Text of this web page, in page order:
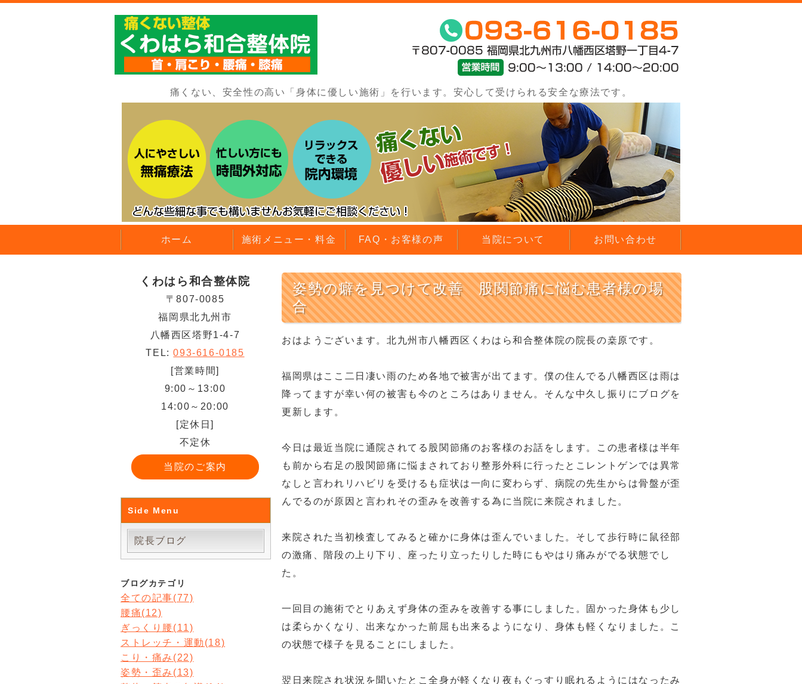
北九州市八幡西区で頭痛・腰痛・肩こりに痛くない優しい整体くわはら和合整体院
痛くない、安全性の高い「身体に優しい施術」を行います。安心して受けられる安全な療法です。
ホーム 施術メニュー・料金 FAQ・お客様の声 当院について お問い合わせ
姿勢の癖を見つけて改善 股関節痛に悩む患者様の場
合
おはようございます。北九州市八幡西区くわはら和合整体院の院長の桒原です。
福岡県はここ二日凄い雨のため各地で被害が出てます。僕の住んでる八幡西区は雨は
降ってますが幸い何の被害も今のところはありません。そんな中久し振りにブログを
更新します。
今日は最近当院に通院されてる股関節痛のお客様のお話をします。この患者様は半年
も前から右足の股関節痛に悩まされており整形外科に行ったとこレントゲンでは異常
なしと言われリハビリを受けるも症状は一向に変わらず、病院の先生からは骨盤が歪
んでるのが原因と言われその歪みを改善する為に当院に来院されました。
来院された当初検査してみると確かに身体は歪んでいました。そして歩行時に鼠径部
の激痛、階段の上り下り、座ったり立ったりした時にもやはり痛みがでる状態でし
た。
一回目の施術でとりあえず身体の歪みを改善する事にしました。固かった身体も少し
は柔らかくなり、出来なかった前屈も出来るようになり、身体も軽くなりました。こ
の状態で様子を見ることにしました。
翌日来院され状況を聞いたとこ全身が軽くなり夜もぐっすり眠れるようにはなったみ
くわはら和合整体院
〒807-0085
福岡県北九州市
八幡西区塔野1-4-7
TEL:093-616-0185
[営業時間]
9:00～13:00
14:00～20:00
[定休日]
不定休
当院のご案内
Side Menu
院長ブログ
ブログカテゴリ
全ての記事(77)
腰痛(12)
ぎっくり腰(11)
ストレッチ・運動(18)
こり・痛み(22)
姿勢・歪み(13)